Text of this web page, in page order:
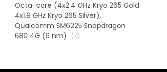
Octa-core (4x2.4 GHz Kryo 265 Gold
4x1.9 GHz Kryo 265 Silver),
Qualcomm SM6225 Snapdragon
680 4G (6 nm)
(7)